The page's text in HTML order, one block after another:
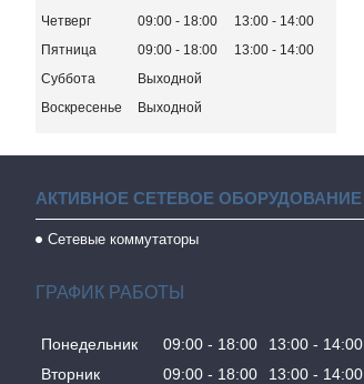
Четверг
09:00 18:00 13:00
14:00
Пятница
09:00 18:00 13:00
14:00
Суббота
Выходной
Воскресенье
Выходной
АКТИВНОЕ СЕТЕВОЕ ОБОРУДОВАНИЕ
Сетевые коммутаторы
ГРАФИК РАБОТЫ
Понедельник 09:00 18:00 13:00
14:00
Вторник
09:00 18:00 13:00
14:00